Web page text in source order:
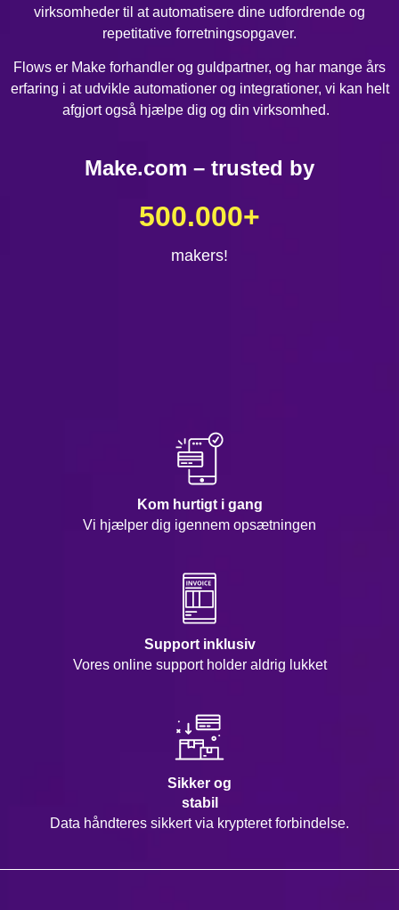
virksomheder til at automatisere dine udfordrende og
repetitative forretningsopgaver.
Flows er Make forhandler og guldpartner, og har mange års
erfaring i at udvikle automationer og integrationer, vi kan helt
afgjort også hjælpe dig og din virksomhed.
Make.com – trusted by
makers!
500.000+
Kom hurtigt i gang
Vi hjælper dig igennem opsætningen
Support inklusiv
Vores online support holder aldrig lukket
Sikker og
stabil
Data håndteres sikkert via krypteret forbindelse.